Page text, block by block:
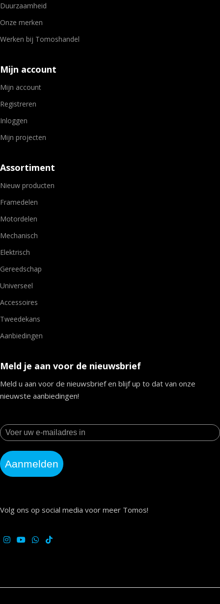
Duurzaamheid
Onze merken
Werken bij Tomoshandel
Mijn account
Mijn account
Registreren
Inloggen
Mijn projecten
Assortiment
Nieuw producten
Framedelen
Motordelen
Mechanisch
Elektrisch
Gereedschap
Universeel
Accessoires
Tweedekans
Aanbiedingen
Meld je aan voor de nieuwsbrief
Meld u aan voor de nieuwsbrief en blijf up to dat van onze
nieuwste aanbiedingen!
Aanmelden
Volg ons op social media voor meer Tomos!